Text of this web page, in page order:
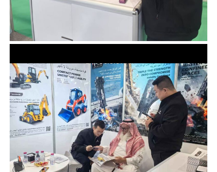
Exposición-1